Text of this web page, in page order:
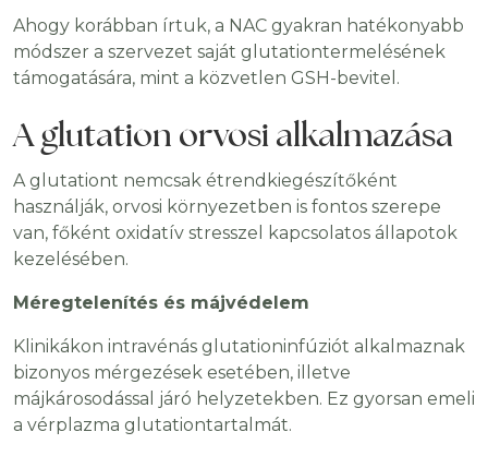
Ahogy korábban írtuk, a NAC gyakran hatékonyabb
módszer a szervezet saját glutationtermelésének
támogatására, mint a közvetlen GSH-bevitel.
A glutation orvosi alkalmazása
A glutationt nemcsak étrendkiegészítőként
használják, orvosi környezetben is fontos szerepe
van, főként oxidatív stresszel kapcsolatos állapotok
kezelésében.
Méregtelenítés és májvédelem
Klinikákon intravénás glutationinfúziót alkalmaznak
bizonyos mérgezések esetében, illetve
májkárosodással járó helyzetekben. Ez gyorsan emeli
a vérplazma glutationtartalmát.